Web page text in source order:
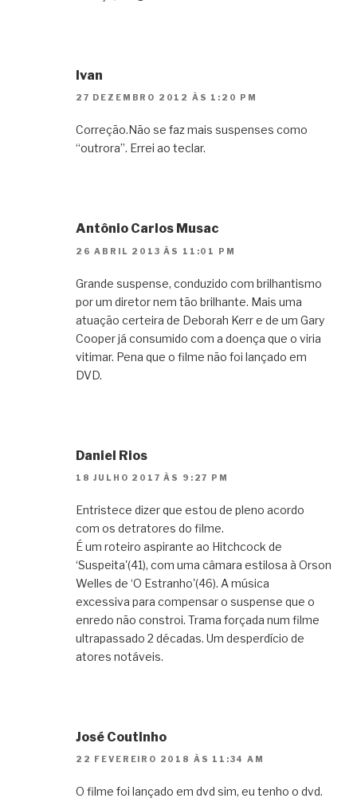
Ivan
27 DEZEMBRO 2012 ÀS 1:20 PM
Correção.Não se faz mais suspenses como
“outrora”. Errei ao teclar.
Antônio Carlos Musac
26 ABRIL 2013 ÀS 11:01 PM
Grande suspense, conduzido com brilhantismo
por um diretor nem tão brilhante. Mais uma
atuação certeira de Deborah Kerr e de um Gary
Cooper já consumido com a doença que o viria
vitimar. Pena que o filme não foi lançado em
DVD.
Daniel Rios
18 JULHO 2017 ÀS 9:27 PM
Entristece dizer que estou de pleno acordo
com os detratores do filme.
É um roteiro aspirante ao Hitchcock de
‘Suspeita'(41), com uma câmara estilosa à Orson
Welles de ‘O Estranho'(46). A música
excessiva para compensar o suspense que o
enredo não constroi. Trama forçada num filme
ultrapassado 2 décadas. Um desperdício de
atores notáveis.
José Coutinho
22 FEVEREIRO 2018 ÀS 11:34 AM
O filme foi lançado em dvd sim, eu tenho o dvd.